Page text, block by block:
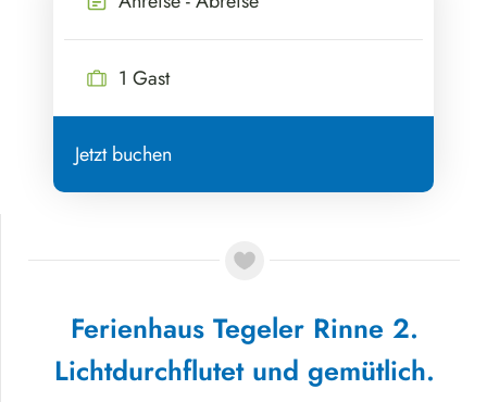
Ferienhaus Tegeler Rinne 2.
Lichtdurchflutet und gemütlich.